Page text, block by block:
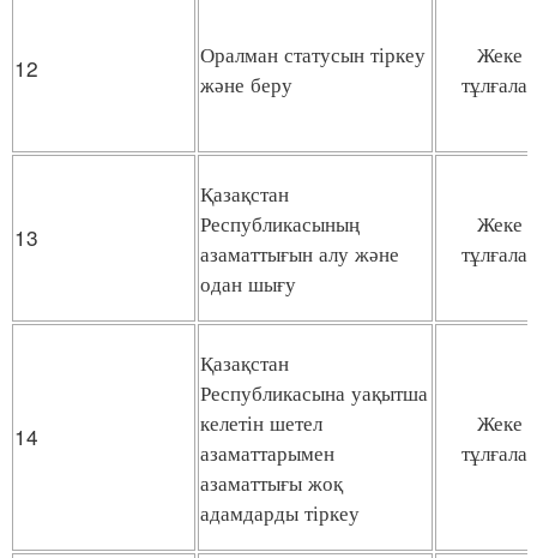
12
Оралман статусын тіркеу
және беру
Жеке
тұлғалар
13
Қазақстан
Республикасының
азаматтығын алу және
одан шығу
Жеке
тұлғалар
14
Қазақстан
Республикасына уақытша
келетін шетел
азаматтарымен
азаматтығы жоқ
адамдарды тіркеу
Жеке
тұлғалар